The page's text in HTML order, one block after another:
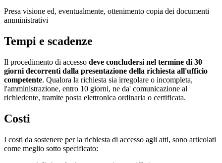
Presa visione ed, eventualmente, ottenimento copia dei documenti
amministrativi
Tempi e scadenze
Il procedimento di accesso deve concludersi nel termine di 30
giorni decorrenti dalla presentazione della richiesta all'ufficio
competente. Qualora la richiesta sia irregolare o incompleta,
l'amministrazione, entro 10 giorni, ne da' comunicazione al
richiedente, tramite posta elettronica ordinaria o certificata.
Costi
I costi da sostenere per la richiesta di accesso agli atti, sono articolati
come meglio sotto specificato: